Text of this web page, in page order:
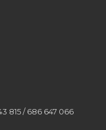
815 / 686 647 066